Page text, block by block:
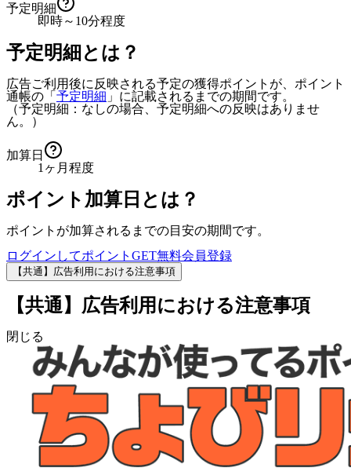
予定明細
即時～10分程度
予定明細とは？
広告ご利用後に反映される予定の獲得ポイントが、ポイント
通帳の「 予定明細 」に記載されるまでの期間です。
（予定明細：なしの場合、予定明細への反映はありませ
ん。）
加算日
1ヶ月程度
ポイント加算日とは？
ポイントが加算されるまでの目安の期間です。
ログインしてポイントGET無料会員登録
【共通】広告利用における注意事項
【共通】広告利用における注意事項
閉じる